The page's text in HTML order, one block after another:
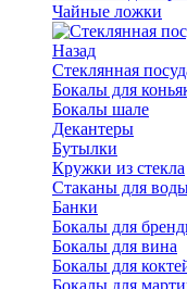
Чайные ложки
Назад
Стеклянная
Бокалы для
Бокалы шале
Декантеры
Бутылки
Кружки из стекла
Стаканы для
Банки
Бокалы для
Бокалы для вина
Бокалы для
Бокалы для